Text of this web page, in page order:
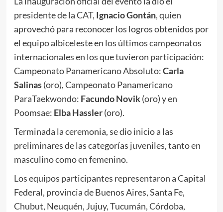
presidente de la CAT, Ignacio Gontán, quien
aprovechó para reconocer los logros obtenidos por
el equipo albiceleste en los últimos campeonatos
internacionales en los que tuvieron participación:
Campeonato Panamericano Absoluto:Carla
Salinas(oro), Campeonato Panamericano
ParaTaekwondo: Facundo Novik(oro) y en
Poomsae: Elba Hassler(oro).
Terminada la ceremonia, se dio inicio a las
preliminares de las categorías juveniles, tanto en
masculino como en femenino.
Los equipos participantes representaron a Capital
Federal, provincia de Buenos Aires, Santa Fe,
Chubut, Neuquén, Jujuy, Tucumán, Córdoba,